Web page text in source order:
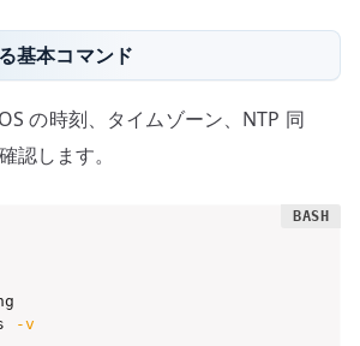
基本コマンド
の時刻、タイムゾーン、NTP 同
認します。
-v